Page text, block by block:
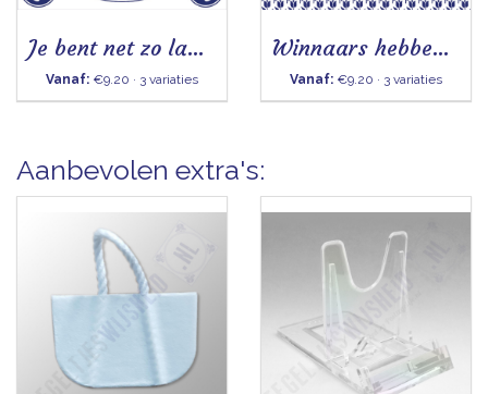
Je bent net zo lang gestoord
Vanaf: €9.20 · 3 variaties
Winnaars hebben een plan - Tegeltje
Vanaf: €9.20 · 3 variaties
Aanbevolen extra's: